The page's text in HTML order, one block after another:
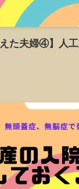
えた夫婦④】人